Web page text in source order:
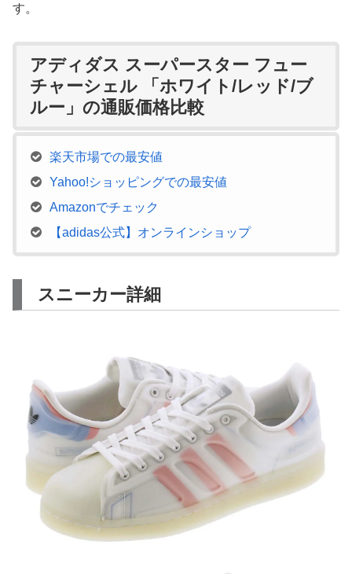
す。
アディダス スーパースター フュー
チャーシェル 「ホワイト/レッド/ブ
ルー」の通販価格比較
楽天市場での最安値
Yahoo!ショッピングでの最安値
Amazonでチェック
【adidas公式】オンラインショップ
スニーカー詳細